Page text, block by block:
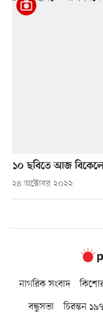
১০ ছবিতে আজ বিকেলের
২৪ অক্টোবর ২০২২
নাগরিক সংবাদ
বন্ধুসভা
চিরন্তন